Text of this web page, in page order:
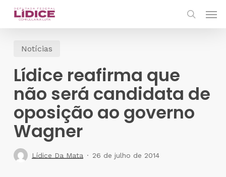
Skip
contentNotícias
Lídice reafirma que
não será candidata de
oposição ao governo
Wagner
Lídice Da Mata 26 de julho de 2014